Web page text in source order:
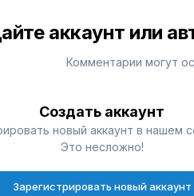
аккаунт или
Комментарии могут
Создать аккаунт
новый аккаунт в нашем
Это несложно!
Зарегистрировать новый аккаунт